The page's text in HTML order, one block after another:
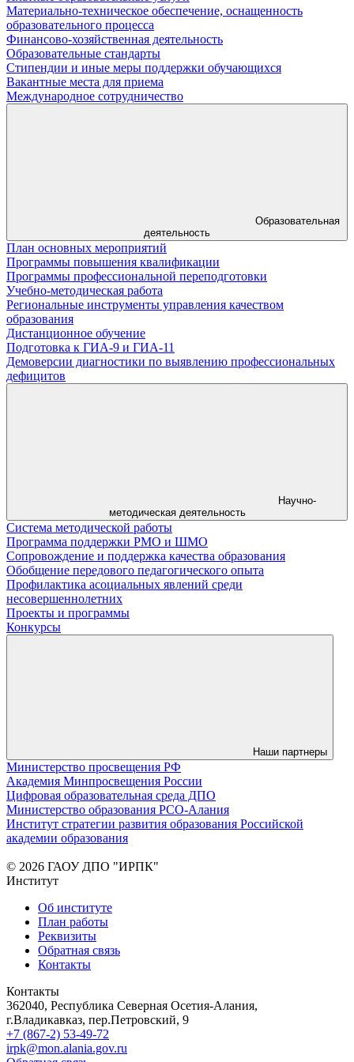
Материально-техническое обеспечение, оснащенность
образовательного процесса
Финансово-хозяйственная деятельность
Образовательные стандарты
Стипендии и иные меры поддержки обучающихся
Вакантные места для приема
Международное сотрудничество
Образовательная
деятельность
План основных мероприятий
Программы повышения квалификации
Программы профессиональной переподготовки
Учебно-методическая работа
Региональные инструменты управления качеством
образования
Дистанционное обучение
Подготовка к ГИА-9 и ГИА-11
Демоверсии диагностики по выявлению профессиональных
дефицитов
Научно-
методическая деятельность
Система методической работы
Программа поддержки РМО и ШМО
Сопровождение и поддержка качества образования
Обобщение передового педагогического опыта
Профилактика асоциальных явлений среди
несовершеннолетних
Проекты и программы
Конкурсы
Наши партнеры
Министерство просвещения РФ
Академия Минпросвещения России
Цифровая образовательная среда ДПО
Министерство образования РСО-Алания
Институт стратегии развития образования Российской
академии образования
© 2026 ГАОУ ДПО "ИРПК"
Институт
Об институте
План работы
Реквизиты
Обратная связь
Контакты
Контакты
362040, Республика Северная Осетия-Алания,
г.Владикавказ, пер.Петровский, 9
+7 (867-2) 53-49-72
irpk@mon.alania.gov.ru